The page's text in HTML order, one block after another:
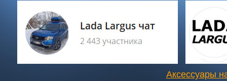
Аксессуары